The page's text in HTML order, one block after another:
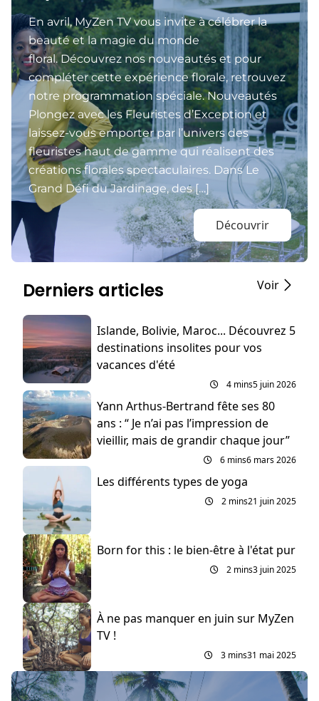
En avril, MyZen TV vous invite à célébrer la
beauté et la magie du monde
floral. Découvrez nos nouveautés et pour
compléter cette expérience florale, retrouvez
notre programmation spéciale. Nouveautés
Plongez avec les Fleuristes d’Exception et
laissez-vous emporter par l’univers des
fleuristes haut de gamme qui réalisent des
créations florales spectaculaires. Dans Le
Grand Défi du Jardinage, des […]
Découvrir
Derniers articles Voir
Islande, Bolivie, Maroc... Découvrez 5
destinations insolites pour vos
vacances d'été
4 mins5 juin 2026
Yann Arthus-Bertrand fête ses 80
ans : “ Je n’ai pas l’impression de
vieillir, mais de grandir chaque jour”
6 mins6 mars 2026
Les différents types de yoga
2 mins21 juin 2025
Born for this : le bien-être à l'état pur
2 mins3 juin 2025
À ne pas manquer en juin sur MyZen
TV !
3 mins31 mai 2025